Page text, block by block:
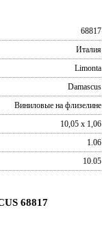
68817
Италия
Limonta
Damascus
Виниловые на флизелине
10,05 x 1,06
1.06
10.05
68817